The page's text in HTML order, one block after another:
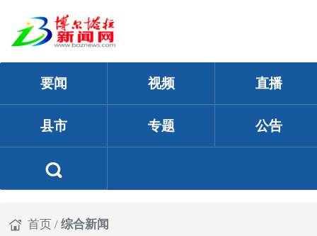
要闻 视频 直播
县市 专题 公告
首页/综合新闻